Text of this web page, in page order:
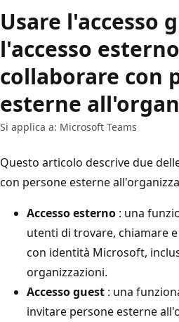
Usare l'accesso
l'accesso
collaborare con
esterne
Si applica a: Microsoft Teams
Questo articolo descrive due
con persone esterne
Accesso esterno : una
utenti di trovare, chiamare
con identità Microsoft,
organizzazioni.
Accesso guest : una
invitare persone esterne